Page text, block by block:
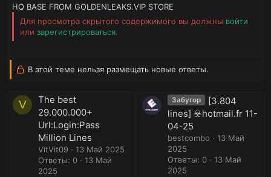
HQ BASE FROM GOLDENLEAKS.VIP STORE
Для просмотра скрытого содержимого вы должны войти
или зарегистрироваться.
В этой теме нельзя размещать новые ответы.
V
The best
29.000.000+
Url:Login:Pass
Million Lines
VitVit09
13 Май 2025
Ответы: 0
13 Май
2025
Забугор
[3.804
lines] ☣️hotmail.fr 11-
04-25
bestcombo
13 Май
2025
Ответы: 0
13 Май
2025